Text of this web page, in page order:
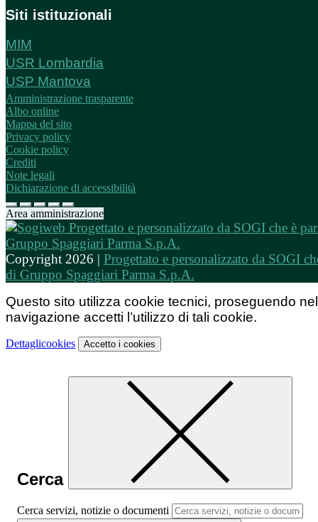
Siti istituzionali
MIM
USR Lombardia
USP Mantova
Amministrazione trasparente
Albo online
Mappa del sito
Privacy policy
Cookie policy
Crediti
Note legali
Dichiarazione di accessibilità
Area amministrazione
Copyright 2026 | Progettato e personalizzato da SOGI
di Gruppo Spaggiari Parma S.p.A.
Questo sito utilizza cookie tecnici, proseguendo
navigazione accetti l’utilizzo di tali cookie.
Dettaglicookies Accetto i cookies
Cerca
Cerca servizi, notizie o documenti